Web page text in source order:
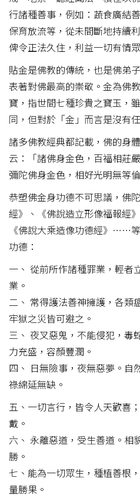
行諸種善事，例如：蔬食廣結
保育放流等，從未間斷地持續
俾令正法久住，利益一切有情
貼金是佛教的傳統，也是佛弟
表著對佛最高的崇敬。金為佛
寶，指世間七種珍貴之寶玉，
同，但對於「金」而言是沒有
諸多佛教經典都記載，佛的身
云：「諸佛身金色，百福相莊
彌陀佛身金色，相好光明無等倫
恭塑佛金身功德不可思議，佛
經》、《佛說造立形像福報經
《佛說大乘造像功德經》……
功德：
一、 從前所作諸種罪業，輕者
業。
二、 常得護法善神擁護，各類
牢獄之災皆可避之。
三、 夜叉惡鬼，不能侵犯，毒
力充盛，容顏豐潤。
四、 日無險事，夜無惡夢。自
祿綿延無缺。
五、一切言行，皆令人天歡喜
戴。
六、 永離惡道，受生善道。相
勝。
七、能為一切眾生，種植善根
量勝果。